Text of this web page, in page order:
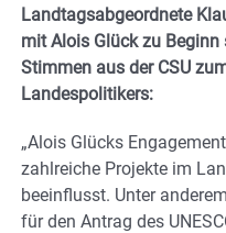
Landtagsabgeordnete
mit Alois Glück zu
Stimmen aus der CSU
Landespolitikers:
„Alois Glücks
zahlreiche Projekte im
beeinflusst. Unter
für den Antrag des